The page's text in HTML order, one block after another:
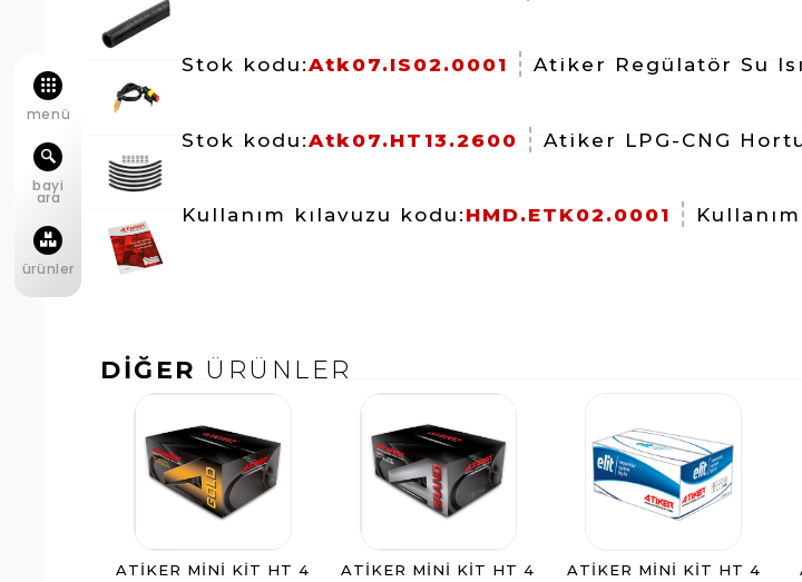
Stok kodu:Atk07.IS02.0001 Atiker Regülatör Su
Stok kodu:Atk07.HT13.2600 Atiker LPG-CNG
Kullanım kılavuzu kodu: HMD.ETK02.0001
DİĞER ÜRÜNLER
ATIKER MINI KIT HT 4
ATIKER MINI KIT HT 4
ATIKER MINI KIT HT 4
menü
bayi
ara
ürünler